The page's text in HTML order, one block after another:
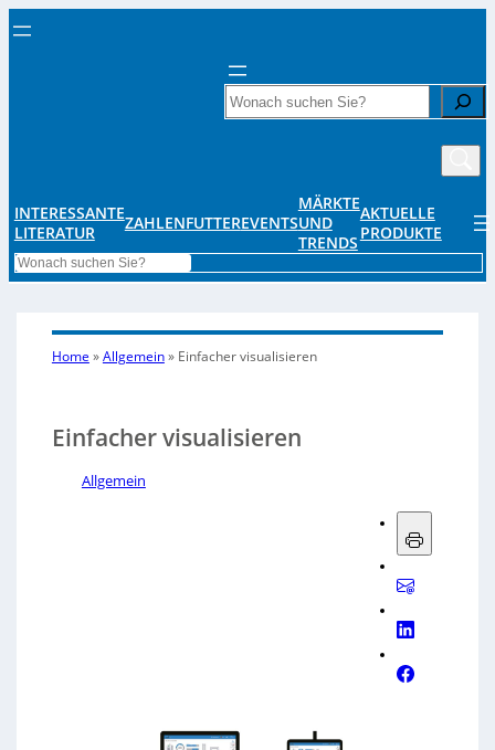
Search
INTERESSANTE
LITERATUR
ZAHLENFUTTEREVENTS
MÄRKTE
UND
TRENDS
AKTUELLE
PRODUKTE
Search
Home »Allgemein» Einfacher visualisieren
Einfacher visualisieren
Allgemein